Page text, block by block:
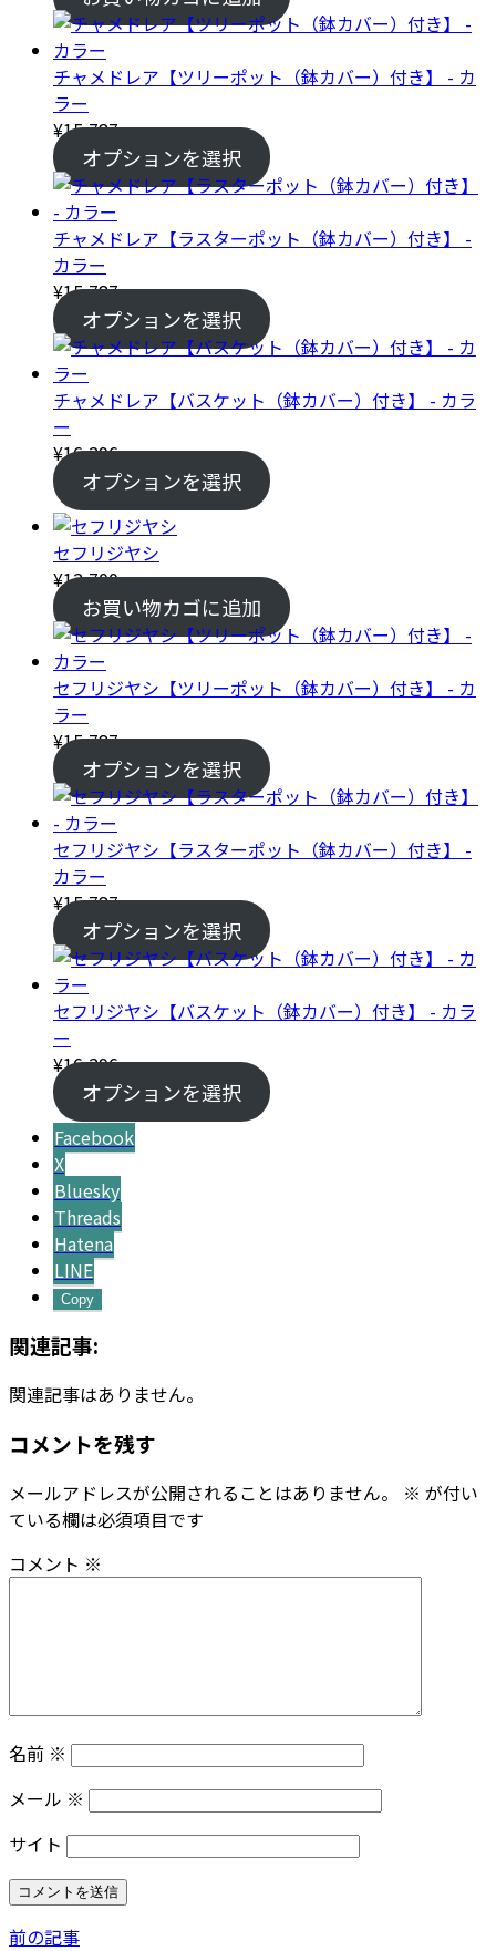
チャメドレア【ツリーポット（鉢カバー）付き】 - カ
ラー
¥15,787
オプションを選択
チャメドレア【ラスターポット（鉢カバー）付き】 -
カラー
¥15,787
オプションを選択
チャメドレア【バスケット（鉢カバー）付き】 - カラ
ー
¥16,296
オプションを選択
セフリジヤシ
¥12,700
お買い物カゴに追加
セフリジヤシ【ツリーポット（鉢カバー）付き】 - カ
ラー
¥15,787
オプションを選択
セフリジヤシ【ラスターポット（鉢カバー）付き】 -
カラー
¥15,787
オプションを選択
セフリジヤシ【バスケット（鉢カバー）付き】 - カラ
ー
¥16,296
オプションを選択
Facebook
X
Bluesky
Threads
Hatena
LINE
Copy
関連記事:
関連記事はありません。
コメントを残す
メールアドレスが公開されることはありません。 ※ が付い
ている欄は必須項目です
コメント ※
名前 ※
メール ※
サイト
前の記事